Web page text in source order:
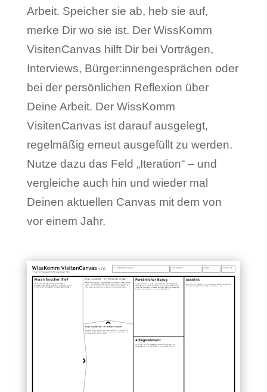
Arbeit. Speicher sie ab, heb sie auf,
merke Dir wo sie ist. Der WissKomm
VisitenCanvas hilft Dir bei Vorträgen,
Interviews, Bürger:innengesprächen oder
bei der persönlichen Reflexion über
Deine Arbeit. Der WissKomm
VisitenCanvas ist darauf ausgelegt,
regelmäßig erneut ausgefüllt zu werden.
Nutze dazu das Feld „Iteration“ – und
vergleiche auch hin und wieder mal
Deinen aktuellen Canvas mit dem von
vor einem Jahr.